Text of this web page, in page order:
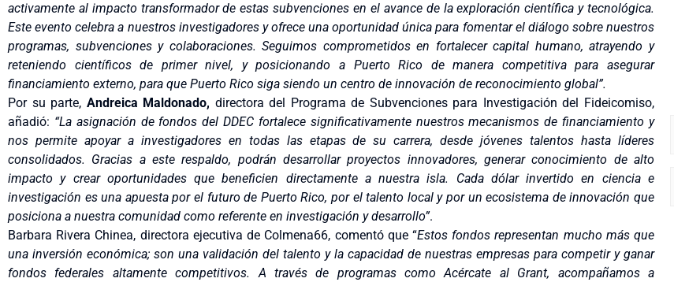
activamente al impacto transformador de estas subvenciones en el avance de la exploración científica y tecnológica.
Este evento celebra a nuestros investigadores y ofrece una oportunidad única para fomentar el diálogo sobre nuestros
programas, subvenciones y colaboraciones. Seguimos comprometidos en fortalecer capital humano, atrayendo y
reteniendo científicos de primer nivel, y posicionando a Puerto Rico de manera competitiva para asegurar
financiamiento externo, para que Puerto Rico siga siendo un centro de innovación de reconocimiento global”.
Por su parte, Andreica Maldonado, directora del Programa de Subvenciones para Investigación del Fideicomiso,
añadió: “La asignación de fondos del DDEC fortalece significativamente nuestros mecanismos de financiamiento y
nos permite apoyar a investigadores en todas las etapas de su carrera, desde jóvenes talentos hasta líderes
consolidados. Gracias a este respaldo, podrán desarrollar proyectos innovadores, generar conocimiento de alto
impacto y crear oportunidades que beneficien directamente a nuestra isla. Cada dólar invertido en ciencia e
investigación es una apuesta por el futuro de Puerto Rico, por el talento local y por un ecosistema de innovación que
posiciona a nuestra comunidad como referente en investigación y desarrollo”.
Barbara Rivera Chinea, directora ejecutiva de Colmena66, comentó que “Estos fondos representan mucho más que
una inversión económica; son una validación del talento y la capacidad de nuestras empresas para competir y ganar
fondos federales altamente competitivos. A través de programas como Acércate al Grant, acompañamos a